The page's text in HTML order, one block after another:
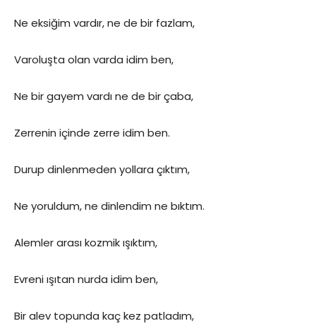
Ne eksiğim vardır, ne de bir fazlam,
Varoluşta olan varda idim ben,
Ne bir gayem vardı ne de bir çaba,
Zerrenin içinde zerre idim ben.
Durup dinlenmeden yollara çıktım,
Ne yoruldum, ne dinlendim ne bıktım.
Alemler arası kozmik ışıktım,
Evreni ışıtan nurda idim ben,
Bir alev topunda kaç kez patladım,